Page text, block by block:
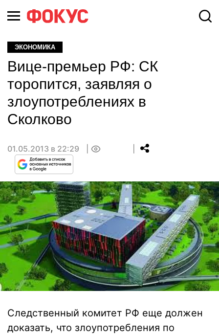
ЭКОНОМИКА
Вице-премьер РФ: СК
торопится, заявляя о
злоупотреблениях в
Сколково
01.05.2013 в 22:29
Следственный комитет РФ еще должен
доказать, что злоупотребления по